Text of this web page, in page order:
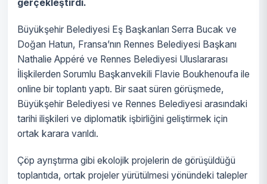
gerçekleştirdi.
Büyükşehir Belediyesi Eş Başkanları Serra Bucak ve
Doğan Hatun, Fransa’nın Rennes Belediyesi Başkanı
Nathalie Appéré ve Rennes Belediyesi Uluslararası
İlişkilerden Sorumlu Başkanvekili Flavie Boukhenoufa ile
online bir toplantı yaptı. Bir saat süren görüşmede,
Büyükşehir Belediyesi ve Rennes Belediyesi arasındaki
tarihi ilişkileri ve diplomatik işbirliğini geliştirmek için
ortak karara varıldı.
Çöp ayrıştırma gibi ekolojik projelerin de görüşüldüğü
toplantıda, ortak projeler yürütülmesi yönündeki talepler